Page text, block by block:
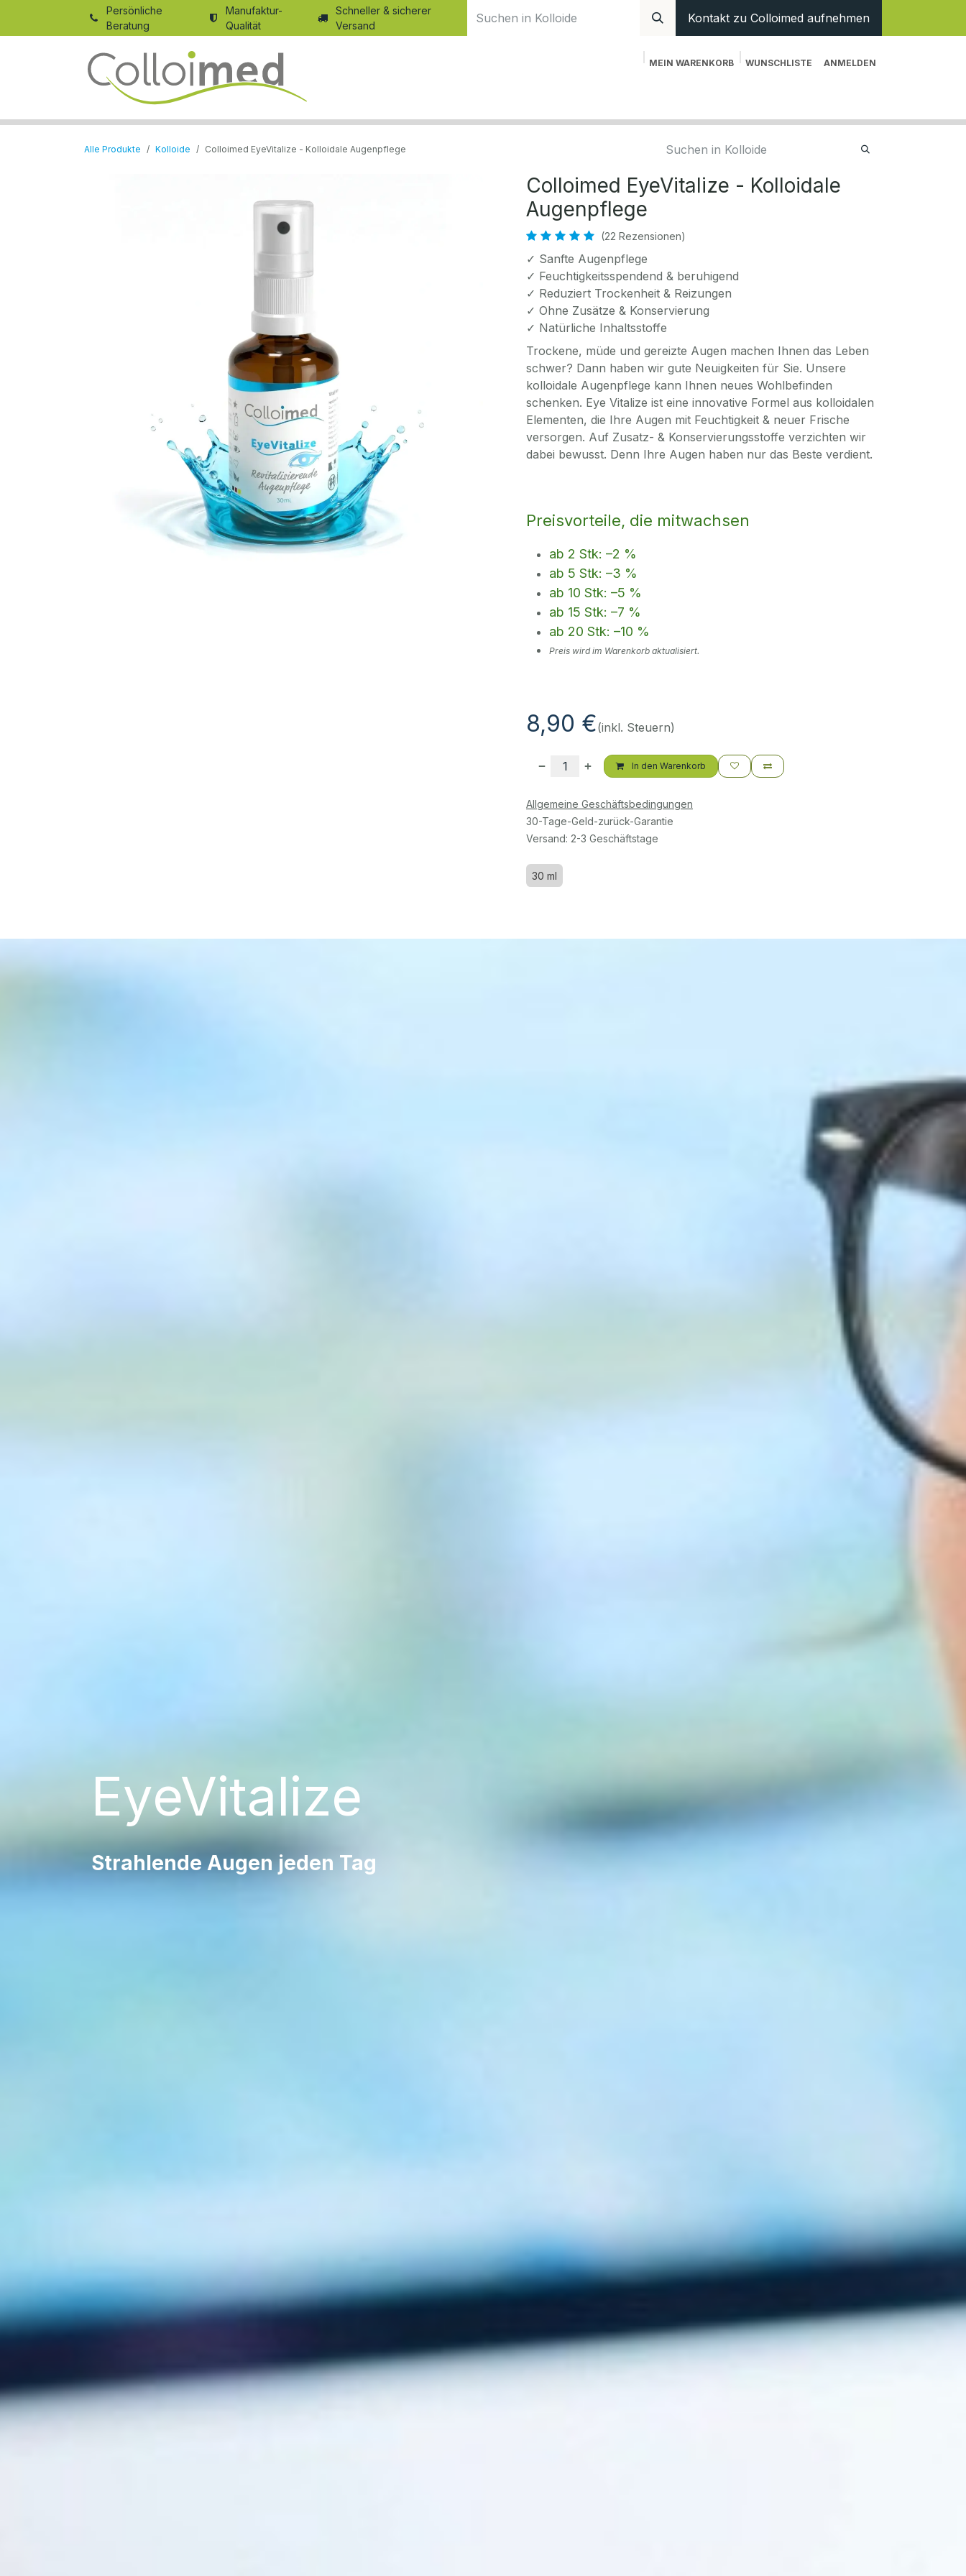
Persönliche
Beratung
Manufaktur-
Qualität
Schneller & sicherer
Versand
Kontakt zu Colloimed aufnehmen
MEIN WARENKORB WUNSCHLISTE ANMELDEN
Alle Produkte Kolloide Colloimed EyeVitalize - Kolloidale Augenpflege
Colloimed EyeVitalize - Kolloidale
Augenpflege
(22 Rezensionen)
✓ Sanfte Augenpflege
✓ Feuchtigkeitsspendend & beruhigend
✓ Reduziert Trockenheit & Reizungen
✓ Ohne Zusätze & Konservierung
✓ Natürliche Inhaltsstoffe
Trockene, müde und gereizte Augen machen Ihnen das Leben
schwer? Dann haben wir gute Neuigkeiten für Sie. Unsere
kolloidale Augenpflege kann Ihnen neues Wohlbefinden
schenken. Eye Vitalize ist eine innovative Formel aus kolloidalen
Elementen, die Ihre Augen mit Feuchtigkeit & neuer Frische
versorgen. Auf Zusatz- & Konservierungsstoffe verzichten wir
dabei bewusst. Denn Ihre Augen haben nur das Beste verdient.
Preisvorteile, die mitwachsen
ab 2 Stk: –2 %
ab 5 Stk: –3 %
ab 10 Stk: –5 %
ab 15 Stk: –7 %
ab 20 Stk: –10 %
Preis wird im Warenkorb aktualisiert.
8,90 €(inkl. Steuern)
In den Warenkorb
Allgemeine Geschäftsbedingungen
30-Tage-Geld-zurück-Garantie
Versand: 2-3 Geschäftstage
30 ml
EyeVitalize
Strahlende Augen jeden Tag